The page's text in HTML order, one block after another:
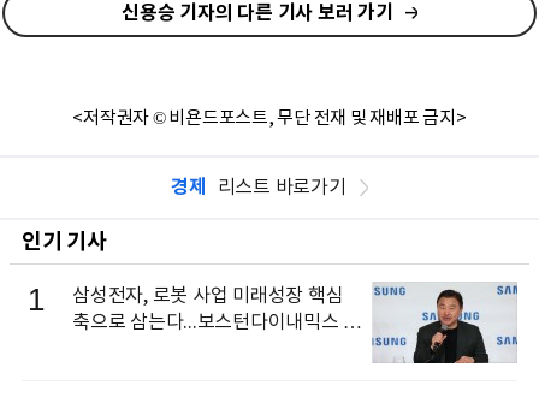
신용승 기자의 다른 기사 보러 가기
<저작권자 © 비욘드포스트, 무단 전재 및 재배포 금지>
경제 리스트 바로가기
인기 기사
1
삼성전자, 로봇 사업 미래성장 핵심
축으로 삼는다...보스턴다이내믹스 출